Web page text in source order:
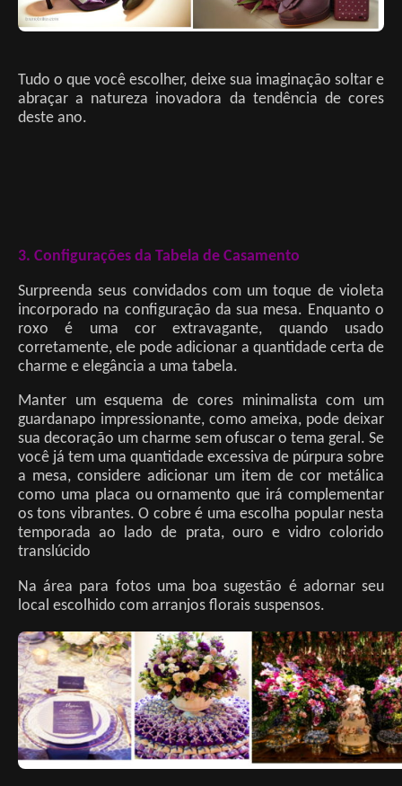
Tudo o que você escolher, deixe sua imaginação soltar e
abraçar a natureza inovadora da tendência de cores
deste ano.
3. Configurações da Tabela de Casamento
Surpreenda seus convidados com um toque de violeta
incorporado na configuração da sua mesa. Enquanto o
roxo é uma cor extravagante, quando usado
corretamente, ele pode adicionar a quantidade certa de
charme e elegância a uma tabela.
Manter um esquema de cores minimalista com um
guardanapo impressionante, como ameixa, pode deixar
sua decoração um charme sem ofuscar o tema geral. Se
você já tem uma quantidade excessiva de púrpura sobre
a mesa, considere adicionar um item de cor metálica
como uma placa ou ornamento que irá complementar
os tons vibrantes. O cobre é uma escolha popular nesta
temporada ao lado de prata, ouro e vidro colorido
translúcido
Na área para fotos uma boa sugestão é adornar seu
local escolhido com arranjos florais suspensos.